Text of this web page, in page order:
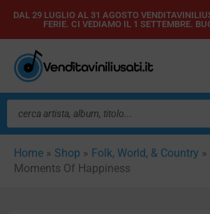
Vai
contenuto
DAL 29 LUGLIO AL 31 AGOSTO
FERIE. CI VEDIAMO IL 1 SETTEMBRE.
Ricerca
prodotti
Home » Shop » Folk, World, & Country »
Moments Of Happiness